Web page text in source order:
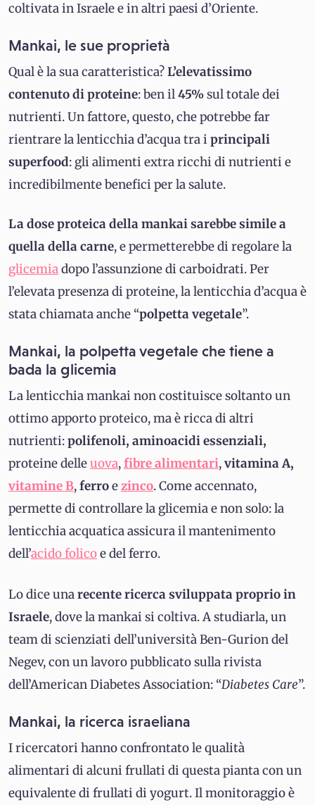
coltivata in Israele e in altri paesi d’Oriente.
Mankai, le sue proprietà
Qual è la sua caratteristica?L’elevatissimo
contenuto di proteine: ben il45%sul totale dei
nutrienti. Un fattore, questo, che potrebbe far
rientrare la lenticchia d’acqua tra i principali
superfood: gli alimenti extra ricchi di nutrienti e
incredibilmente benefici per la salute.
La dose proteica della mankai sarebbe simile a
quella della carne, e permetterebbe di regolare la
glicemiadopo l’assunzione di carboidrati. Per
l’elevata presenza di proteine, la lenticchia d’acqua è
stata chiamata anche “polpetta vegetale”.
Mankai, la polpetta vegetale che tiene a
bada la glicemia
La lenticchia mankai non costituisce soltanto un
ottimo apporto proteico, ma è ricca di altri
nutrienti:polifenoli, aminoacidi essenziali,
proteine delleuova,fibre alimentari,vitamina A,
vitamine B,ferroezinco. Come accennato,
permette di controllare la glicemia e non solo: la
lenticchia acquatica assicura il mantenimento
dell’acido folicoe del ferro.
Lo dice unarecente ricerca sviluppata proprio in
Israele, dove la mankai si coltiva. A studiarla, un
team di scienziati dell’università Ben-Gurion del
Negev, con un lavoro pubblicato sulla rivista
dell’American Diabetes Association: “Diabetes Care”.
Mankai, la ricerca israeliana
I ricercatori hanno confrontato le qualità
alimentari di alcuni frullati di questa pianta con un
equivalente di frullati di yogurt. Il monitoraggio è